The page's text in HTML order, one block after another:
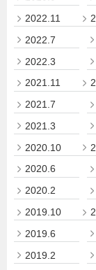
2022.11
2022.7
2022.3
2021.11
2021.7
2021.3
2020.10
2020.6
2020.2
2019.10
2019.6
2019.2